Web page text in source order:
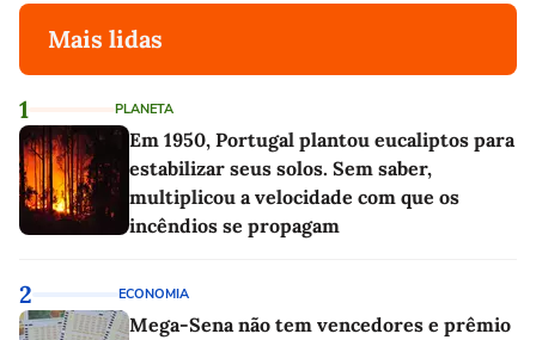
Mais lidas
1 PLANETA
Em 1950, Portugal plantou eucaliptos para
estabilizar seus solos. Sem saber,
multiplicou a velocidade com que os
incêndios se propagam
2 ECONOMIA
Mega-Sena não tem vencedores e prêmio